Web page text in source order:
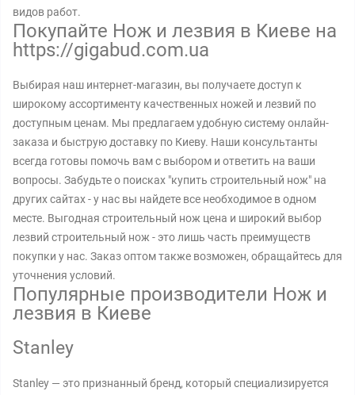
видов работ.
Покупайте Нож и лезвия в Киеве на
https://gigabud.com.ua
Выбирая наш интернет-магазин, вы получаете доступ к
широкому ассортименту качественных ножей и лезвий по
доступным ценам. Мы предлагаем удобную систему онлайн-
заказа и быструю доставку по Киеву. Наши консультанты
всегда готовы помочь вам с выбором и ответить на ваши
вопросы. Забудьте о поисках "купить строительный нож" на
других сайтах - у нас вы найдете все необходимое в одном
месте. Выгодная строительный нож цена и широкий выбор
лезвий строительный нож - это лишь часть преимуществ
покупки у нас. Заказ оптом также возможен, обращайтесь для
уточнения условий.
Популярные производители Нож и
лезвия в Киеве
Stanley
Stanley — это признанный бренд, который специализируется